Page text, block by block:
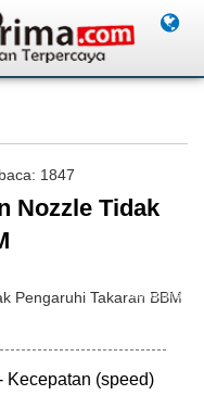
1847
Nozzle Tidak
Jambiprima
Kecepatan (speed)